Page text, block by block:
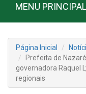
MENU PRINCIPAL
Página Inicial
Prefeita de
governadora Raquel
regionais